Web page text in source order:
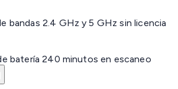
bandas 2.4 GHz y 5 GHz sin licencia
batería 240 minutos en escaneo